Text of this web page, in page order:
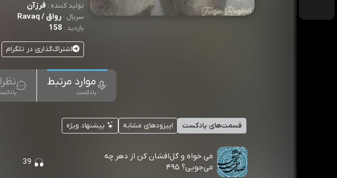
تولید کننده : فرزآن
سریال : رواق / Ravaq
بازدید : 158
اشتراک‌گذاری در تلگرام
موارد مرتبط
پادکست
قسمت‌های پادکست اپیزودهای مشابه پیشنهاد ویژه
می خواه و گل‌افشان کن از دهر چه
می‌جویی؟ ۴۹۵